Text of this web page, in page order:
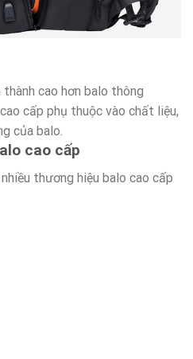
cao hơn balo thông
cấp phụ thuộc vào chất liệu,
của balo.
cao cấp
thương hiệu balo cao cấp